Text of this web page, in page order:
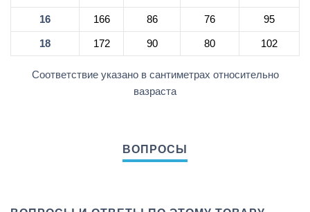
16 166 86 76 95
18 172 90 80 102
Соответствие указано в сантиметрах относительно
вазраста